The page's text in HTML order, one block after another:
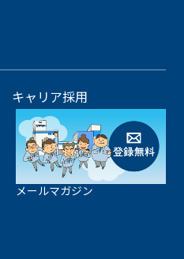
キャリア採用
メールマガジン